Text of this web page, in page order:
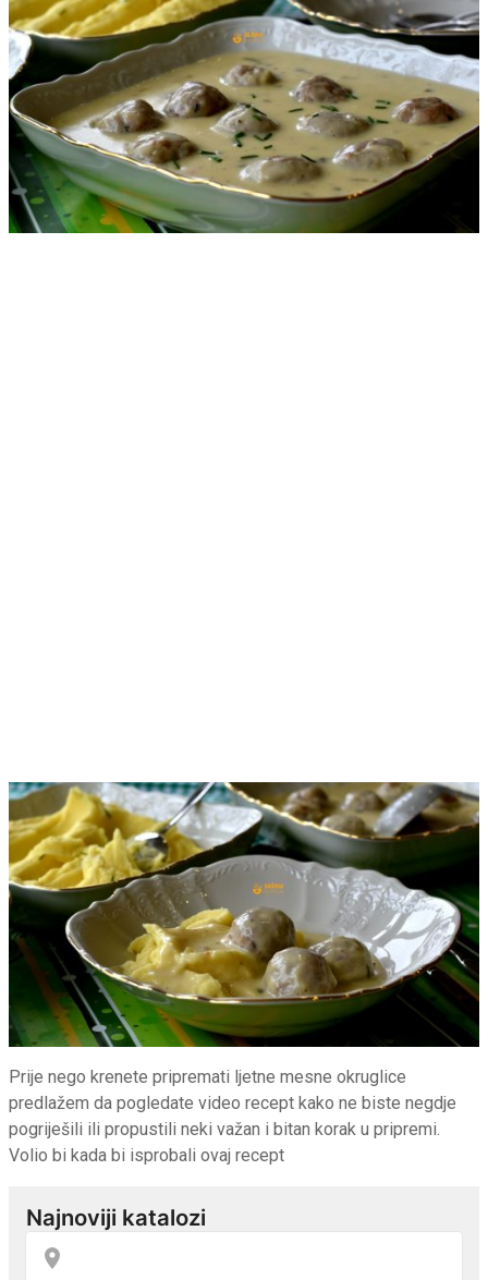
Prije nego krenete pripremati ljetne mesne okruglice
predlažem da pogledate video recept kako ne biste negdje
pogriješili ili propustili neki važan i bitan korak u pripremi.
Volio bi kada bi isprobali ovaj recept